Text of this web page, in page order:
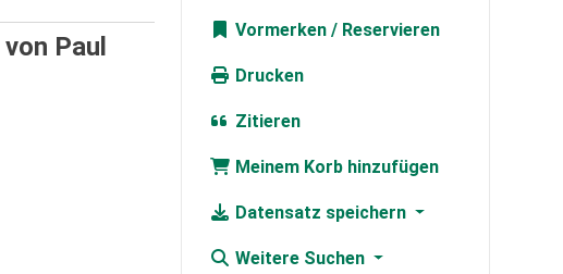
von Paul
Vormerken
Drucken
Zitieren
Meinem Korb hinzufügen
Datensatz speichern
Weitere Suchen